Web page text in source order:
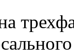
на